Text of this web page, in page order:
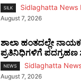
SILK Sidlaghatta News
August 7, 2026
ಶಾಲಾ ಹಂತದಲ್ಲೇ
ಪ್ರತಿನಿಧಿಗಳಿಗೆ
NEWS Sidlaghatta
August 7, 2026